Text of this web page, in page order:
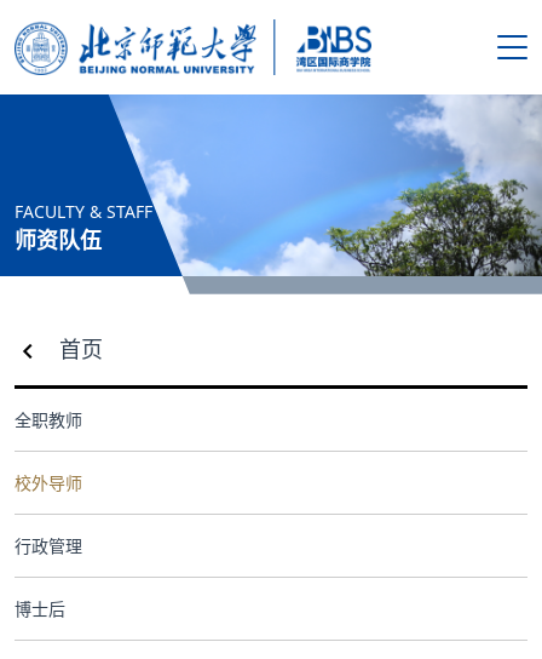
搜索
学院概况
师资队伍
人才培养
科学研究
合作交流
党群工作
FACULTY & STAFF
师资队伍
首页
全职教师
校外导师
行政管理
博士后